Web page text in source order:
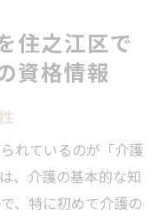
住之江区で
資格情報
れているのが「介護
、介護の基本的な知
、特に初めて介護の